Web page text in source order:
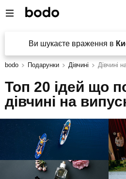
Ви шукаєте враження в
bodo Подарунки Дівчині Дівчині
Топ 20 ідей що
дівчині на